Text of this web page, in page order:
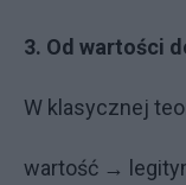
3. Od wartości
W klasycznej
wartość →